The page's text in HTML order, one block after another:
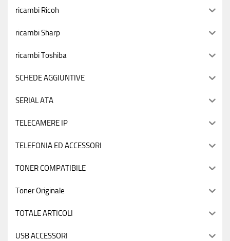
ricambi Ricoh
ricambi Sharp
ricambi Toshiba
SCHEDE AGGIUNTIVE
SERIAL ATA
TELECAMERE IP
TELEFONIA ED ACCESSORI
TONER COMPATIBILE
Toner Originale
TOTALE ARTICOLI
USB ACCESSORI